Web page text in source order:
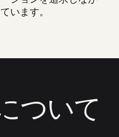
います。
ついて